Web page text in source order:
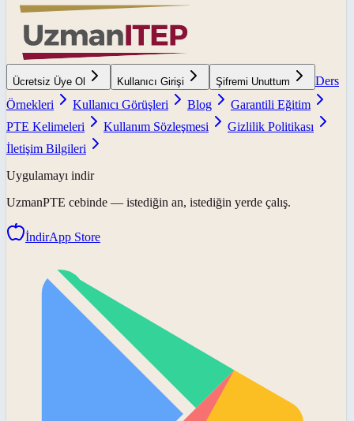
Ücretsiz Üye Ol Kullanıcı Girişi Şifremi Unuttum
Ders
Örnekleri
Kullanıcı Görüşleri Blog
Garantili Eğitim
PTE Kelimeleri
Kullanım Sözleşmesi
Gizlilik Politikası
İletişim Bilgileri
Uygulamayı indir
UzmanPTE cebinde — istediğin an, istediğin yerde çalış.
İndirApp Store